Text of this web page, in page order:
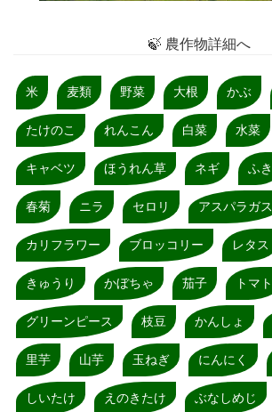
🍃 農作物詳細へ
米 麦類 野菜 大根 かぶ
たけのこ れんこん 白菜 水菜
キャベツ ほうれん草 ネギ ふき
春菊 ニラ セロリ アスパラガス
カリフラワー ブロッコリー レタス
きゅうり かぼちゃ 茄子 トマト
グリーンピース 枝豆 かんしょ
里芋 山芋 玉ねぎ にんにく
しいたけ えのきたけ ぶなしめじ